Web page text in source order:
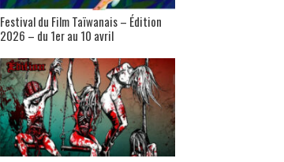
Festival du Film Taïwanais – Édition
2026 – du 1er au 10 avril